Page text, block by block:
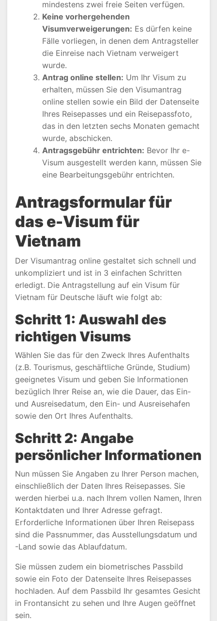
mindestens zwei freie Seiten verfügen.
Keine vorhergehenden
Visumverweigerungen: Es dürfen keine
Fälle vorliegen, in denen dem Antragsteller
die Einreise nach Vietnam verweigert
wurde.
Antrag online stellen: Um Ihr Visum zu
erhalten, müssen Sie den Visumantrag
online stellen sowie ein Bild der Datenseite
Ihres Reisepasses und ein Reisepassfoto,
das in den letzten sechs Monaten gemacht
wurde, abschicken.
Antragsgebühr entrichten: Bevor Ihr e-
Visum ausgestellt werden kann, müssen Sie
eine Bearbeitungsgebühr entrichten.
Antragsformular für
das e-Visum für
Vietnam
Der Visumantrag online gestaltet sich schnell und
unkompliziert und ist in 3 einfachen Schritten
erledigt. Die Antragstellung auf ein Visum für
Vietnam für Deutsche läuft wie folgt ab:
Schritt 1: Auswahl des
richtigen Visums
Wählen Sie das für den Zweck Ihres Aufenthalts
(z.B. Tourismus, geschäftliche Gründe, Studium)
geeignetes Visum und geben Sie Informationen
bezüglich Ihrer Reise an, wie die Dauer, das Ein-
und Ausreisedatum, den Ein- und Ausreisehafen
sowie den Ort Ihres Aufenthalts.
Schritt 2: Angabe
persönlicher Informationen
Nun müssen Sie Angaben zu Ihrer Person machen,
einschließlich der Daten Ihres Reisepasses. Sie
werden hierbei u.a. nach Ihrem vollen Namen, Ihren
Kontaktdaten und Ihrer Adresse gefragt.
Erforderliche Informationen über Ihren Reisepass
sind die Passnummer, das Ausstellungsdatum und
-Land sowie das Ablaufdatum.
Sie müssen zudem ein biometrisches Passbild
sowie ein Foto der Datenseite Ihres Reisepasses
hochladen. Auf dem Passbild Ihr gesamtes Gesicht
in Frontansicht zu sehen und Ihre Augen geöffnet
sein.